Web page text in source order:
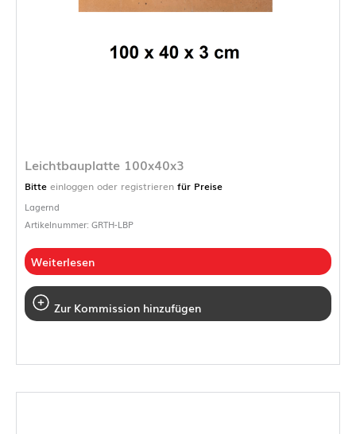
Leichtbauplatte 100x40x3
Bitte einloggen oder registrieren für Preise
Lagernd
Artikelnummer: GRTH-LBP
Weiterlesen
Zur Kommission hinzufügen